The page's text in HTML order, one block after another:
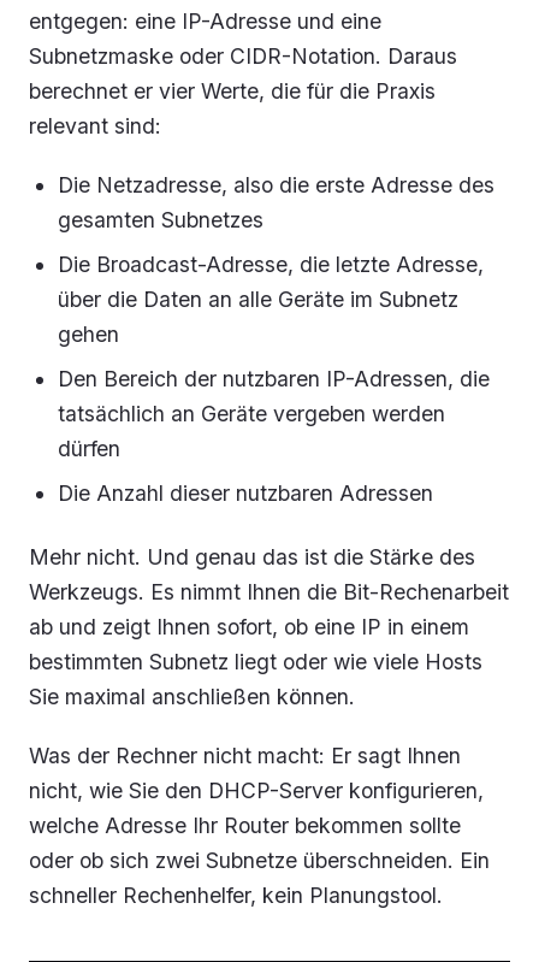
entgegen: eine IP-Adresse und eine
Subnetzmaske oder CIDR-Notation. Daraus
berechnet er vier Werte, die für die Praxis
relevant sind:
Die Netzadresse, also die erste Adresse des
gesamten Subnetzes
Die Broadcast-Adresse, die letzte Adresse,
über die Daten an alle Geräte im Subnetz
gehen
Den Bereich der nutzbaren IP-Adressen, die
tatsächlich an Geräte vergeben werden
dürfen
Die Anzahl dieser nutzbaren Adressen
Mehr nicht. Und genau das ist die Stärke des
Werkzeugs. Es nimmt Ihnen die Bit-Rechenarbeit
ab und zeigt Ihnen sofort, ob eine IP in einem
bestimmten Subnetz liegt oder wie viele Hosts
Sie maximal anschließen können.
Was der Rechner nicht macht: Er sagt Ihnen
nicht, wie Sie den DHCP-Server konfigurieren,
welche Adresse Ihr Router bekommen sollte
oder ob sich zwei Subnetze überschneiden. Ein
schneller Rechenhelfer, kein Planungstool.